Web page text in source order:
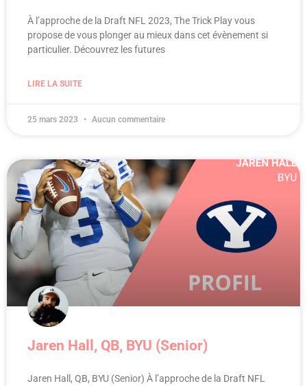
À l’approche de la Draft NFL 2023, The Trick Play vous
propose de vous plonger au mieux dans cet évènement si
particulier. Découvrez les futures
LIRE LA SUITE
25 mars 2023 Aucun commentaire
Jaren Hall, QB, BYU (Senior)
Jaren Hall, QB, BYU (Senior) À l’approche de la Draft NFL